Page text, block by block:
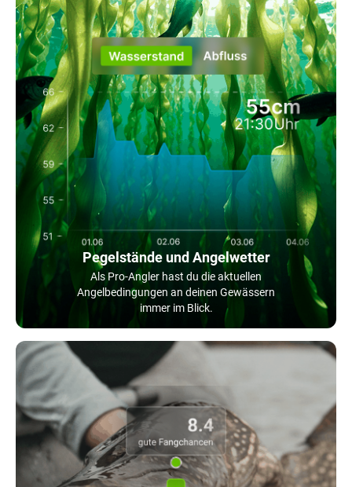
Pegelstände und Angelwetter
Als Pro-Angler hast du die aktuellen
Angelbedingungen an deinen Gewässern
immer im Blick.